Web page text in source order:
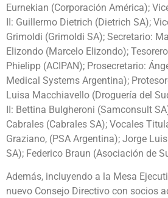
Eurnekian (Corporación América);
II: Guillermo Dietrich (Dietrich SA);
Grimoldi (Grimoldi SA); Secretario:
Elizondo (Marcelo Elizondo);
Phielipp (ACIPAN); Prosecretario:
Medical Systems Argentina);
Luisa Macchiavello (Droguería del
II: Bettina Bulgheroni (Samconsult
Cabrales (Cabrales SA); Vocales
Graziano, (PSA Argentina); Jorge
SA); Federico Braun (Asociación de
Además, incluyendo a la Mesa
nuevo Consejo Directivo con socios